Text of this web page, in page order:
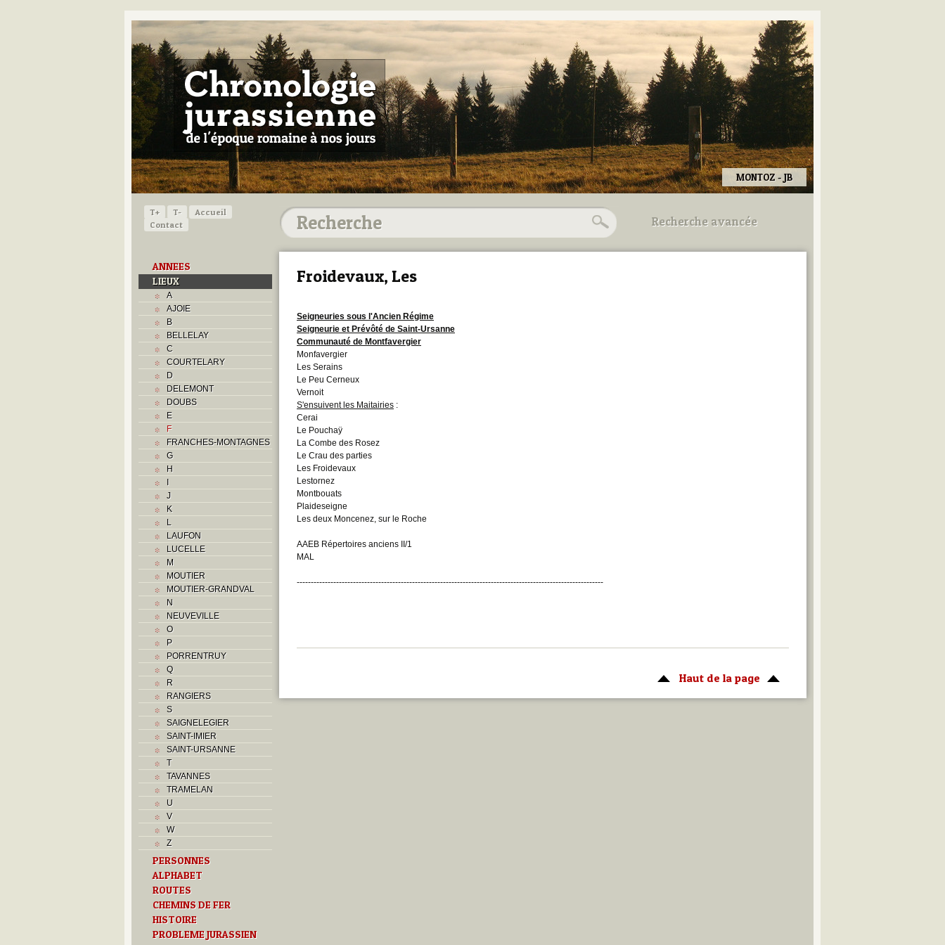
MONTOZ - JB
T+ T-
Accueil
Contact
ANNEES
LIEUX
A
AJOIE
B
BELLELAY
C
COURTELARY
D
DELEMONT
DOUBS
E
F
FRANCHES-MONTAGNES
G
H
I
J
K
L
LAUFON
LUCELLE
M
MOUTIER
MOUTIER-GRANDVAL
N
NEUVEVILLE
O
P
PORRENTRUY
Q
R
RANGIERS
S
SAIGNELEGIER
SAINT-IMIER
SAINT-URSANNE
T
TAVANNES
TRAMELAN
U
V
W
Z
PERSONNES
ALPHABET
ROUTES
CHEMINS DE FER
HISTOIRE
PROBLEME JURASSIEN
Recherche avancée
Utilisez les champs ci-dessous
Froidevaux, Les
Seigneuries sous l'Ancien Régime
Seigneurie et Prévôté de Saint-Ursanne
Communauté de Montfavergier
Monfavergier
Les Serains
Le Peu Cerneux
Vernoit
S'ensuivent les Maitairies :
Cerai
Le Pouchaÿ
La Combe des Rosez
Le Crau des parties
Les Froidevaux
Lestornez
Montbouats
Plaideseigne
Les deux Moncenez, sur le Roche
AAEB Répertoires anciens II/1
MAL
-------------------------------------------------------------------------------------------------------------
Haut de la page